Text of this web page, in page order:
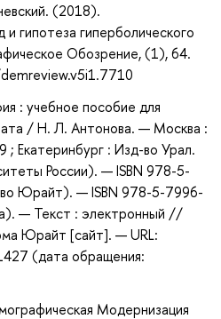
(2018).
гипотеза гиперболического
Обозрение, (1), 64.
: учебное пособие для
/ Н. Л. Антонова. — Москва :
Екатеринбург : Изд-во Урал.
России). — ISBN 978-5-
Юрайт). — ISBN 978-5-7996-
— Текст : электронный //
Юрайт [сайт]. — URL:
(дата обращения:
Модернизация